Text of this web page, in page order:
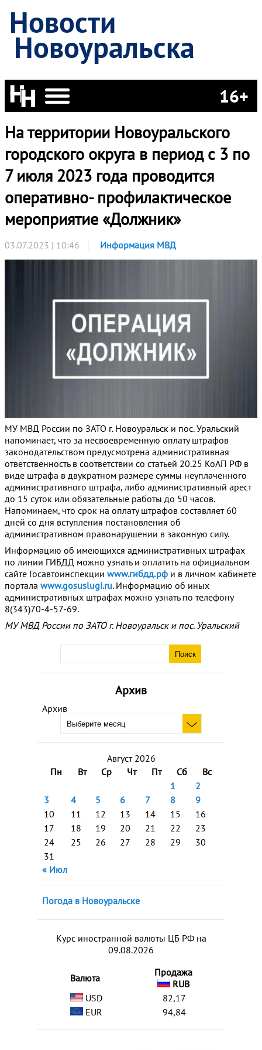
Новости
Новоуральска
16+
Архив
Архив
Август 2026
Пн
Вт Ср Чт Пт Сб
Вс
1
2
3
4 5 6 7 8
9
10
11 12 13 14 15
16
17
18 19 20 21 22
23
24
25 26 27 28 29
30
31
« Июл
Погода в Новоуральске
Курс иностранной валюты ЦБ РФ на
09.08.2026
Валюта
Продажа
RUB
USD
82,17
EUR
94,84
На территории Новоуральского
городского округа в период с 3 по
7 июля 2023 года проводится
оперативно- профилактическое
мероприятие «Должник»
03.07.2023 | 10:46 Информация МВД
МУ МВД России по ЗАТО г. Новоуральск и пос. Уральский
напоминает, что за несвоевременную оплату штрафов
законодательством предусмотрена административная
ответственность в соответствии со статьей 20.25 КоАП РФ в
виде штрафа в двукратном размере суммы неуплаченного
административного штрафа, либо административный арест
до 15 суток или обязательные работы до 50 часов.
Напоминаем, что срок на оплату штрафов составляет 60
дней со дня вступления постановления об
административном правонарушении в законную силу.
Информацию об имеющихся административных штрафах
по линии ГИБДД можно узнать и оплатить на официальном
сайте Госавтоинспекции www.гибдд.рф и в личном кабинете
портала www.gosuslugi.ru. Информацию об иных
административных штрафах можно узнать по телефону
8(343)70-4-57-69.
МУ МВД России по ЗАТО г. Новоуральск и пос. Уральский